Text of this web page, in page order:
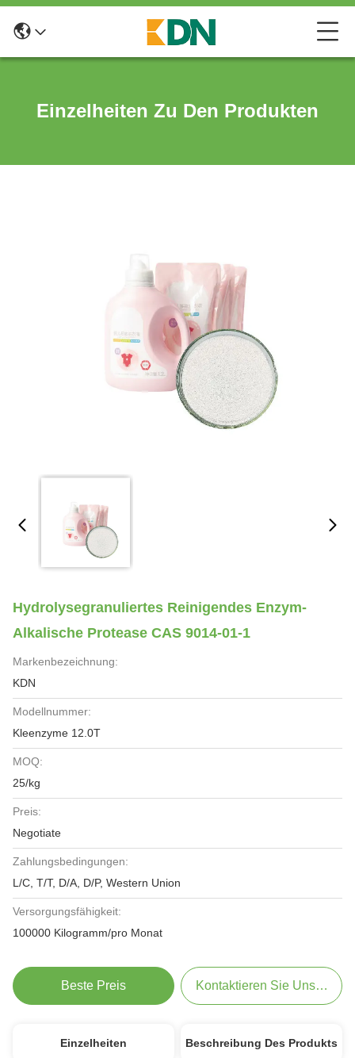
Einzelheiten Zu Den Produkten
Hydrolysegranuliertes Reinigendes Enzym-
Alkalische Protease CAS 9014-01-1
Markenbezeichnung:
KDN
Modellnummer:
Kleenzyme 12.0T
MOQ:
25/kg
Preis:
Negotiate
Zahlungsbedingungen:
L/C, T/T, D/A, D/P, Western Union
Versorgungsfähigkeit:
100000 Kilogramm/pro Monat
Beste Preis Kontaktieren Sie Uns Jetzt
Einzelheiten Beschreibung Des Produkts